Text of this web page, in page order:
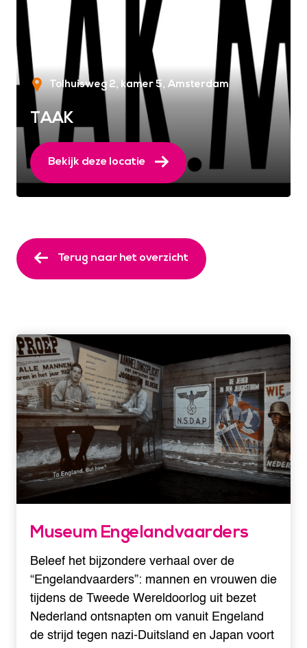
Tolhuisweg 2, kamer 5 Amsterdam
TAAK
Bekijk deze locatie
Terug naar het overzicht
Museum Engelandvaarders
Beleef het bijzondere verhaal over de
“Engelandvaarders”: mannen en vrouwen die
tijdens de Tweede Wereldoorlog uit bezet
Nederland ontsnapten om vanuit Engeland
de strijd tegen nazi-Duitsland en Japan voort